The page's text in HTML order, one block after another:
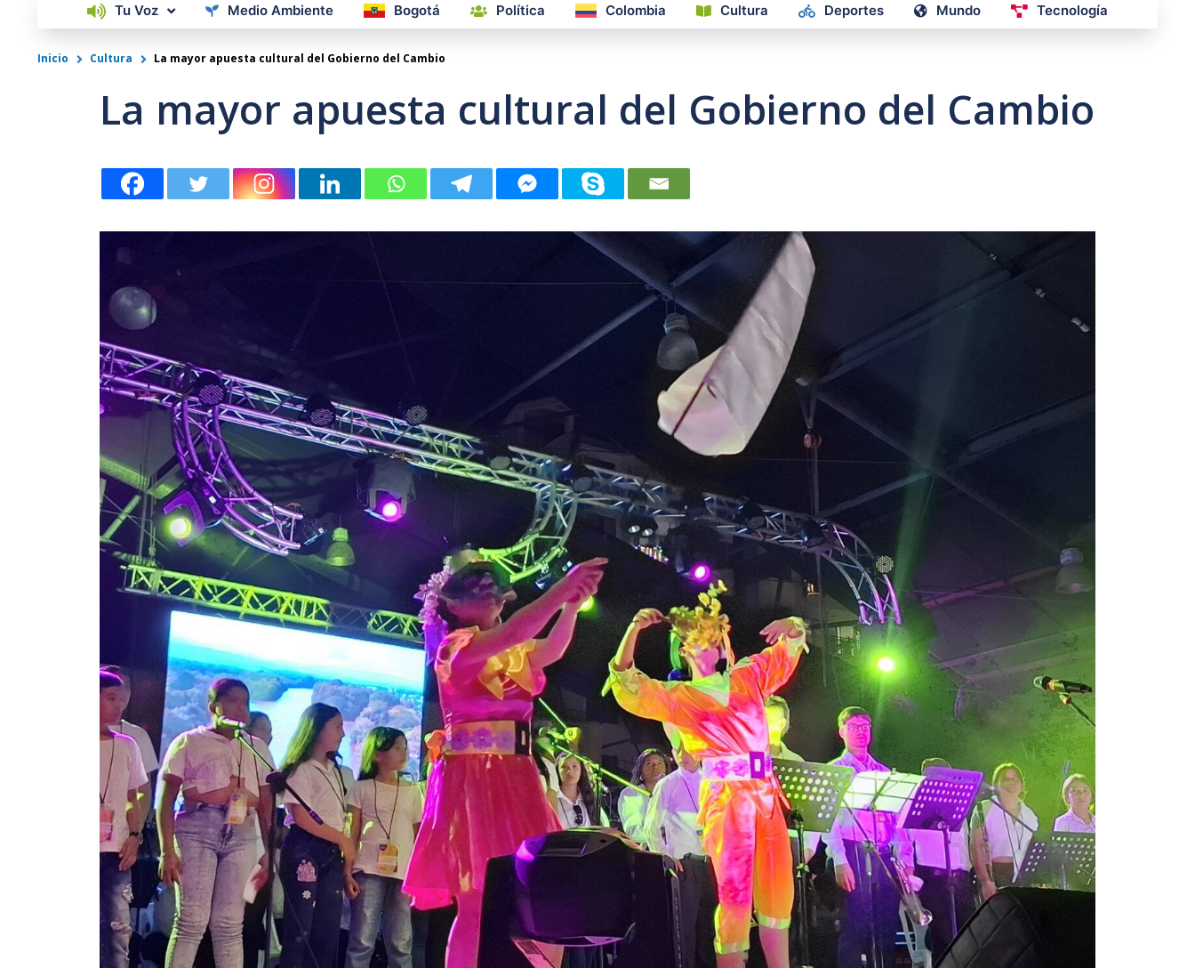
Tu Voz Medio Ambiente Bogotá Política Colombia Cultura Deportes Mundo Tecnología
Inicio Cultura La mayor apuesta cultural del Gobierno del Cambio
La mayor apuesta cultural del Gobierno del Cambio